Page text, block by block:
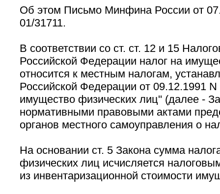
Об этом Письмо Минфина России от
01/31711.
В соответствии со ст. ст. 12 и 15
Российской Федерации налог на
относится к местным налогам,
Российской Федерации от 09.12.1991
имущество физических лиц'' (далее -
нормативными правовыми актами
органов местного самоуправления о
На основании ст. 5 Закона сумма
физических лиц исчисляется
из инвентаризационной стоимости